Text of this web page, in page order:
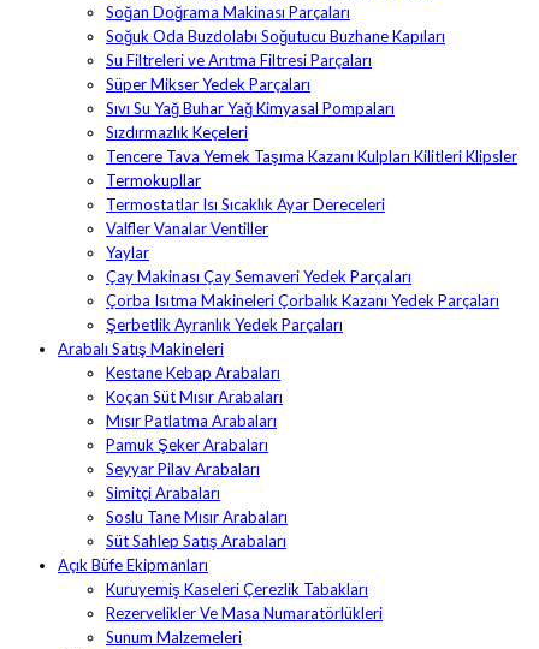
Soğan Doğrama Makinası Parçaları
Soğuk Oda Buzdolabı Soğutucu Buzhane Kapıları
Su Filtreleri ve Arıtma Filtresi Parçaları
Süper Mikser Yedek Parçaları
Sıvı Su Yağ Buhar Yağ Kimyasal Pompaları
Sızdırmazlık Keçeleri
Tencere Tava Yemek Taşıma Kazanı Kulpları Kilitleri Klipsler
Termokupllar
Termostatlar Isı Sıcaklık Ayar Dereceleri
Valfler Vanalar Ventiller
Yaylar
Çay Makinası Çay Semaveri Yedek Parçaları
Çorba Isıtma Makineleri Çorbalık Kazanı Yedek Parçaları
Şerbetlik Ayranlık Yedek Parçaları
Arabalı Satış Makineleri
Kestane Kebap Arabaları
Koçan Süt Mısır Arabaları
Mısır Patlatma Arabaları
Pamuk Şeker Arabaları
Seyyar Pilav Arabaları
Simitçi Arabaları
Soslu Tane Mısır Arabaları
Süt Sahlep Satış Arabaları
Açık Büfe Ekipmanları
Kuruyemiş Kaseleri Çerezlik Tabakları
Rezervelikler Ve Masa Numaratörlükleri
Sunum Malzemeleri